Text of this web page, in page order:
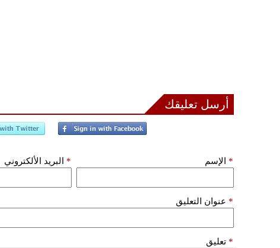
أرسل تعليقك
الإسم * البريد الألكتروني *
عنوان التعليق *
تعليق *